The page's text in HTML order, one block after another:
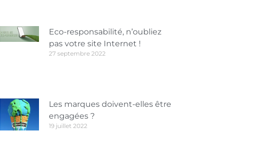
Eco-responsabilité, n’oubliez
pas votre site Internet !
27 septembre 2022
Les marques doivent-elles être
engagées ?
19 juillet 2022